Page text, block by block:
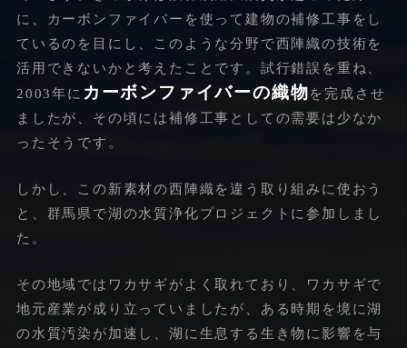
に、カーボンファイバーを使って建物の補修工事をし
ているのを目にし、このような分野で西陣織の技術を
活用できないかと考えたことです。試行錯誤を重ね、
2003年に カーボンファイバーの織物を完成させ
ましたが、その頃には補修工事としての需要は少なか
ったそうです。
しかし、この新素材の西陣織を違う取り組みに使おう
と、群馬県で湖の水質浄化プロジェクトに参加しまし
た。
その地域ではワカサギがよく取れており、ワカサギで
地元産業が成り立っていましたが、ある時期を境に湖
の水質汚染が加速し、湖に生息する生き物に影響を与